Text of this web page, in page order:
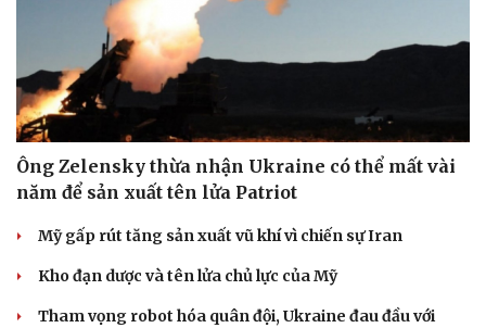
Doanh nghiệp
Thông tin doanh nghiệp
Doanh nghiệp 24h
Doanh nhân
Vì cộng đồng
Sành điệu
Chuyển đổi số
Ông Zelensky thừa nhận Ukraine có thể mất vài
năm để sản xuất tên lửa Patriot
Mỹ gấp rút tăng sản xuất vũ khí vì chiến sự Iran
Kho đạn dược và tên lửa chủ lực của Mỹ
Tham vọng robot hóa quân đội, Ukraine đau đầu với